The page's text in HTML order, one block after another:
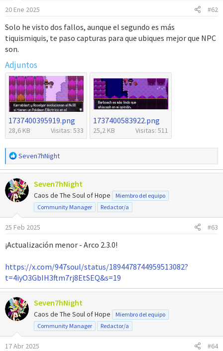
20 Ene 2025 #62
Solo he visto dos fallos, aunque el segundo es más
tiquismiquis, te paso capturas para que ubiques mejor que NPC
son.
Adjuntos
1737400395919.png
28,6 KB Visitas: 533
1737400583922.png
25,2 KB Visitas: 511
R
e
a
c
c
i
e
:
Seven7hNight
Seven7hNight
Caos de The Soul of Hope
Miembro del equipo
Community Manager
Redactor/a
25 Feb 2025 #63
¡Actualización menor - Arco 2.3.0!
https://x.com/947soul/status/1894478744959513082?
t=4iyO3GbIH3ftm7rj8EtSEQ&s=19
Seven7hNight
Caos de The Soul of Hope
Miembro del equipo
Community Manager
Redactor/a
17 Abr 2025 #64